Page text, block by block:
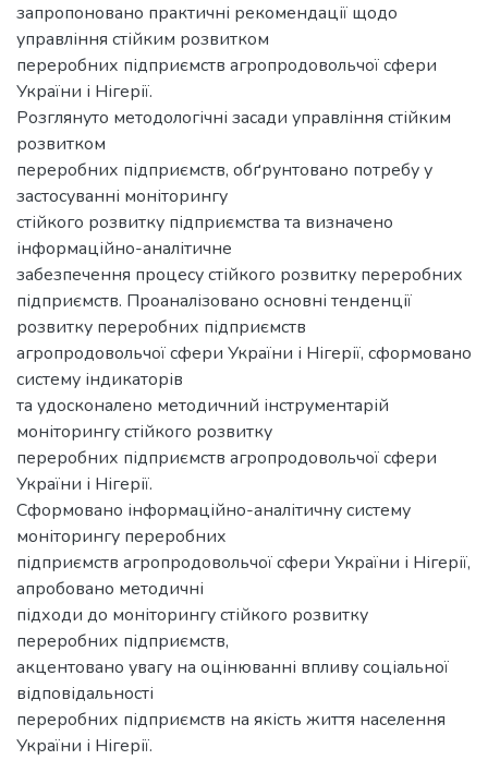
запропоновано практичні рекомендації щодо
управління стійким розвитком
переробних підприємств агропродовольчої сфери
України і Нігерії.
Розглянуто методологічні засади управління стійким
розвитком
переробних підприємств, обґрунтовано потребу у
застосуванні моніторингу
стійкого розвитку підприємства та визначено
інформаційно-аналітичне
забезпечення процесу стійкого розвитку переробних
підприємств. Проаналізовано основні тенденції
розвитку переробних підприємств
агропродовольчої сфери України і Нігерії, сформовано
систему індикаторів
та удосконалено методичний інструментарій
моніторингу стійкого розвитку
переробних підприємств агропродовольчої сфери
України і Нігерії.
Сформовано інформаційно-аналітичну систему
моніторингу переробних
підприємств агропродовольчої сфери України і Нігерії,
апробовано методичні
підходи до моніторингу стійкого розвитку
переробних підприємств,
акцентовано увагу на оцінюванні впливу соціальної
відповідальності
переробних підприємств на якість життя населення
України і Нігерії.